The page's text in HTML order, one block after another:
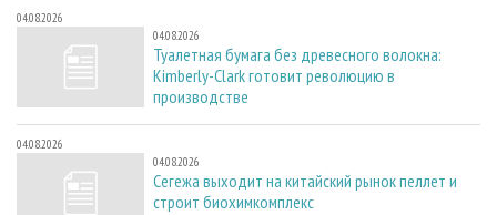
04.08.2026
04.08.2026
Туалетная бумага без древесного волокна:
Kimberly-Clark готовит революцию в
производстве
04.08.2026
04.08.2026
Сегежа выходит на китайский рынок пеллет и
строит биохимкомплекс